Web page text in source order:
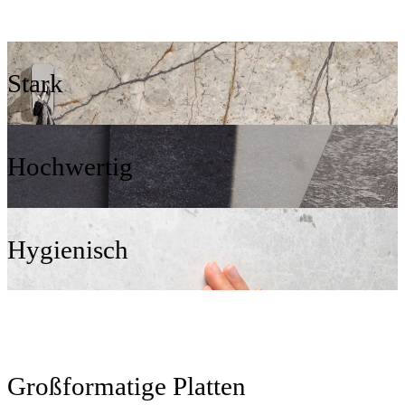
Stark
Hochwertig
Hygienisch
Großformatige Platten